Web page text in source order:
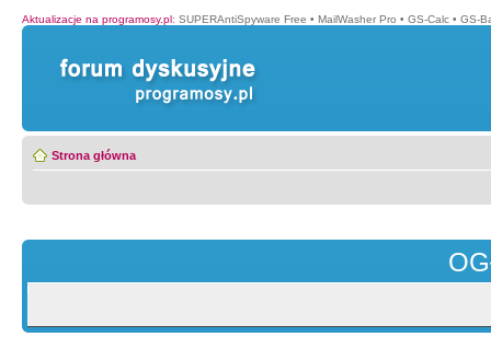
Aktualizacje na programosy.pl: SUPERAntiSpyware Free • MailWasher Pro • GS-Calc • GS-
Strona główna